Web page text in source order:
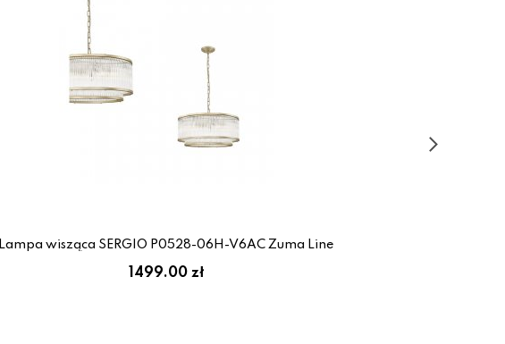
Lampa wisząca SERGIO P0528-06H-V6AC Zuma Line
1499.00 zł